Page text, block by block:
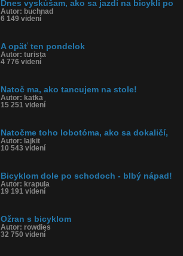
Dnes vyskúšam, ako sa jazdí na bicykli po
Autor: buchnad
6 149 videní
A opäť ten pondelok
Autor: turista
4 776 videní
Natoč ma, ako tancujem na stole!
Autor: katka
15 251 videní
Natočme toho lobotóma, ako sa dokaličí,
Autor: lajkit
10 543 videní
Bicyklom dole po schodoch - blbý nápad!
Autor: krapula
19 191 videní
Ožran s bicyklom
Autor: rowdies
32 750 videní